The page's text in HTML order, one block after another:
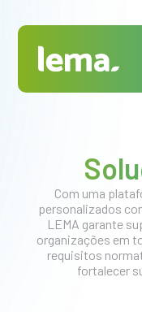
Com uma
personalizados
LEMA garante
organizações em
requisitos
fortalecer